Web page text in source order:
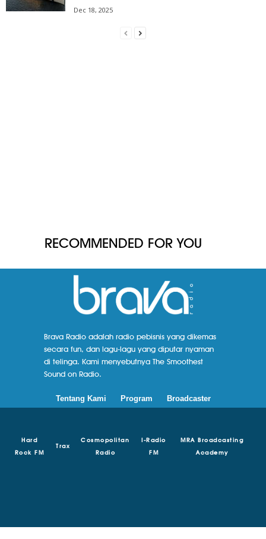
Dec 18, 2025
RECOMMENDED FOR YOU
Brava Radio adalah radio pebisnis yang dikemas
secara fun, dan lagu-lagu yang diputar nyaman
di telinga. Kami menyebutnya The Smoothest
Sound on Radio.
Tentang Kami Program Broadcaster
Hard
Rock FM
Trax
Cosmopolitan
Radio
I-Radio
FM
MRA Broadcasting
Academy